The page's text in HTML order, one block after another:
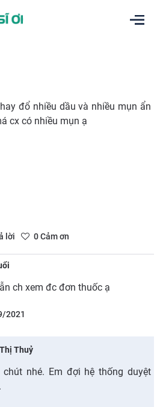
đổ nhiều dầu và nhiều mụn ẩn
cx có nhiều mụn ạ
lời 0Cảm ơn
ch xem đc đơn thuốc ạ
2021
Thuỷ
chút nhé. Em đợi hệ thống duyệt